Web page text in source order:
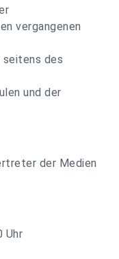
vergangenen
seitens des
und der
der Medien
Uhr